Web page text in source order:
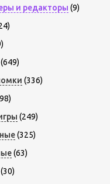
и редакторы (9)
(649)
(336)
(249)
(325)
(63)
(30)